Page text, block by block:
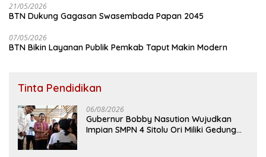
21/05/2026
BTN Dukung Gagasan Swasembada Papan 2045
07/05/2026
BTN Bikin Layanan Publik Pemkab Taput Makin Modern
Tinta Pendidikan
06/08/2026
Gubernur Bobby Nasution Wujudkan
Impian SMPN 4 Sitolu Ori Miliki Gedung